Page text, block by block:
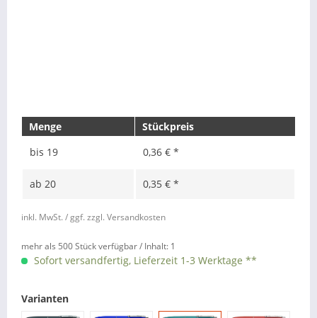
Menge
Stückpreis
bis 19 0,36 € *
ab 20 0,35 € *
inkl. MwSt. / ggf. zzgl. Versandkosten
mehr als 500 Stück verfügbar / Inhalt: 1
Sofort versandfertig, Lieferzeit 1-3 Werktage **
Varianten